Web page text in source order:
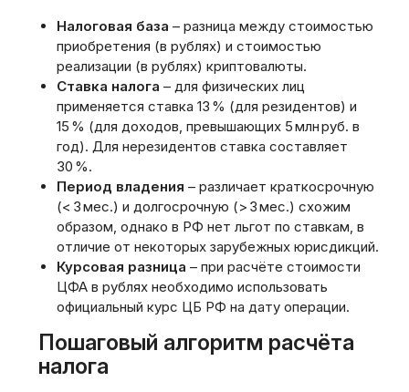
Налоговая база – разница между стоимостью
приобретения (в рублях) и стоимостью
реализации (в рублях) криптовалюты.
Ставка налога – для физических лиц
применяется ставка 13 % (для резидентов) и
15 % (для доходов‚ превышающих 5 млн руб. в
год). Для нерезидентов ставка составляет
30 %.
Период владения – различает краткосрочную
(< 3 мес.) и долгосрочную (> 3 мес.) схожим
образом‚ однако в РФ нет льгот по ставкам‚ в
отличие от некоторых зарубежных юрисдикций.
Курсовая разница – при расчёте стоимости
ЦФА в рублях необходимо использовать
официальный курс ЦБ РФ на дату операции.
Пошаговый алгоритм расчёта
налога